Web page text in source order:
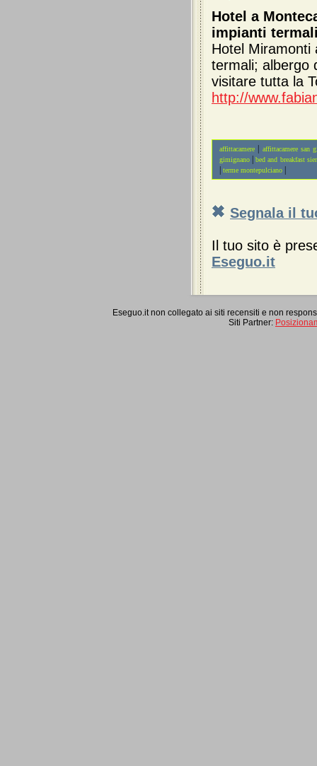
Hotel a
impianti
Hotel Miramonti
termali; albergo
visitare tutta la
http://
affittacamere
affittacamere san
gimignano
|bed and breakfast
terme montepulciano
Segnala il
Il tuo sito è
Eseguo.it
Eseguo.it non collegato ai siti recensiti e non
Siti Partner: